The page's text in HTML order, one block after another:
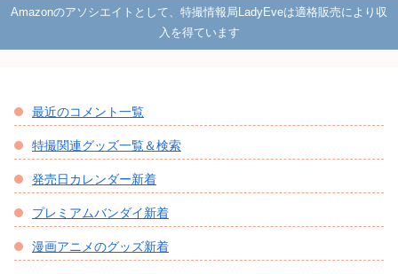
Amazonのアソシエイトとして、特撮情報局LadyEveは適格販売により収
入を得ています
最近のコメント一覧
特撮関連グッズ一覧＆検索
発売日カレンダー新着
プレミアムバンダイ新着
漫画アニメのグッズ新着